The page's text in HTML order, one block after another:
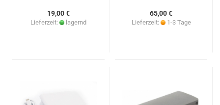
19,00 €
Lieferzeit: lagernd
65,00 €
Lieferzeit: 1-3 Tage